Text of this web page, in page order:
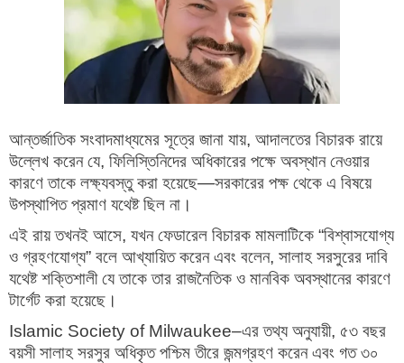
আন্তর্জাতিক সংবাদমাধ্যমের সূত্রে জানা যায়, আদালতের বিচারক রায়ে
উল্লেখ করেন যে, ফিলিস্তিনিদের অধিকারের পক্ষে অবস্থান নেওয়ার
কারণে তাকে লক্ষ্যবস্তু করা হয়েছে—সরকারের পক্ষ থেকে এ বিষয়ে
উপস্থাপিত প্রমাণ যথেষ্ট ছিল না।
এই রায় তখনই আসে, যখন ফেডারেল বিচারক মামলাটিকে “বিশ্বাসযোগ্য
ও গ্রহণযোগ্য” বলে আখ্যায়িত করেন এবং বলেন, সালাহ সরসুরের দাবি
যথেষ্ট শক্তিশালী যে তাকে তার রাজনৈতিক ও মানবিক অবস্থানের কারণে
টার্গেট করা হয়েছে।
Islamic Society of Milwaukee–এর তথ্য অনুযায়ী, ৫৩ বছর
বয়সী সালাহ সরসুর অধিকৃত পশ্চিম তীরে জন্মগ্রহণ করেন এবং গত ৩০